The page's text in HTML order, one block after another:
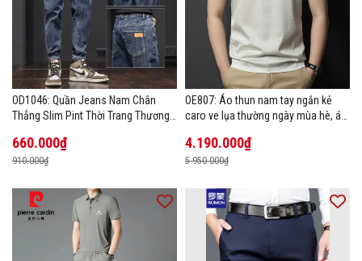
OD1046: Quần Jeans Nam Chân
Thẳng Slim Pint Thời Trang Thương
660.000₫
910.000₫
OE807: Áo thun nam tay ngắn kẻ
caro ve lụa thường ngày mùa hè, áo
4.190.000₫
5.950.000₫